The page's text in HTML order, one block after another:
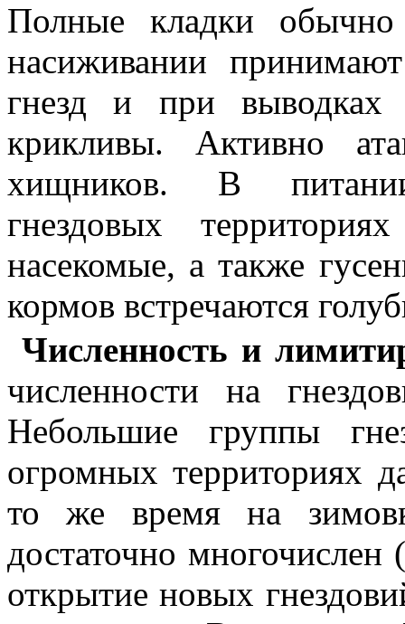
Полные кладки
насиживании
гнезд и при выводках
крикливы. Активно
хищников. В
гнездовых
насекомые, а также
кормов встречаются
Численность и
численности на
Небольшие группы
огромных территориях
то же время на
достаточно многочислен
открытие новых